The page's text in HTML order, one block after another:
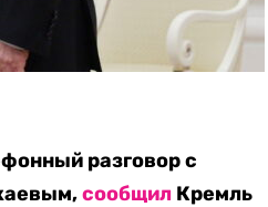
разговор с
сообщил Кремль